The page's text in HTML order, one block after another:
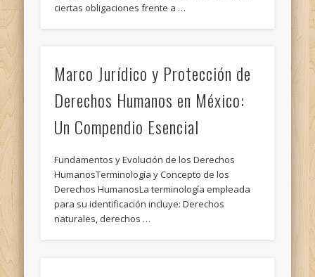
ciertas obligaciones frente a …
Marco Jurídico y Protección de
Derechos Humanos en México:
Un Compendio Esencial
Fundamentos y Evolución de los Derechos
HumanosTerminología y Concepto de los
Derechos HumanosLa terminología empleada
para su identificación incluye: Derechos
naturales, derechos …